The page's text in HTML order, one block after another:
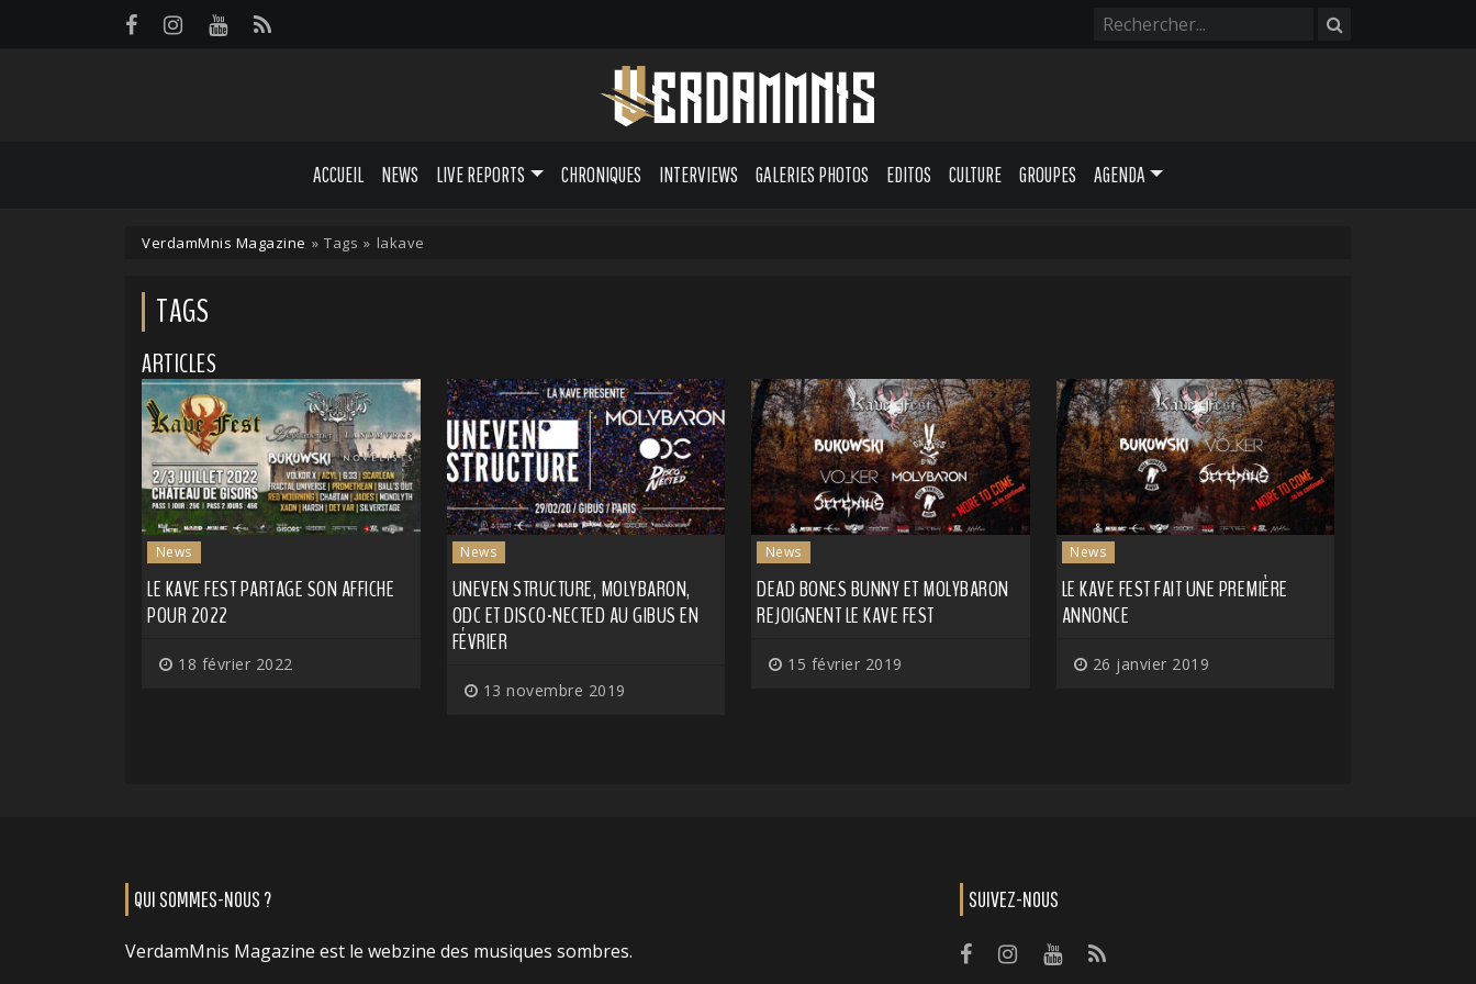
ACCUEIL NEWS LIVE REPORTS CHRONIQUES INTERVIEWS GALERIES PHOTOS EDITOS CULTURE GROUPES AGENDA
VerdamMnis Magazine » Tags » lakave
TAGS
ARTICLES
News
LE KAVE FEST PARTAGE SON AFFICHE
POUR 2022
18 février 2022
News
UNEVEN STRUCTURE, MOLYBARON,
ODC ET DISCO-NECTED AU GIBUS EN
FÉVRIER
13 novembre 2019
News
DEAD BONES BUNNY ET MOLYBARON
REJOIGNENT LE KAVE FEST
15 février 2019
News
LE KAVE FEST FAIT UNE PREMIÈRE
ANNONCE
26 janvier 2019
QUI SOMMES-NOUS ?
VerdamMnis Magazine est le webzine des musiques sombres.
SUIVEZ-NOUS
Panneau de gestion des cookies